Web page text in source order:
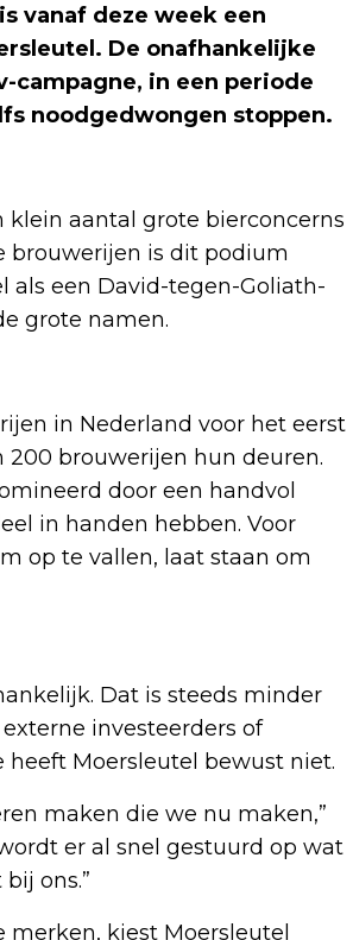
vanaf deze week een
De onafhankelijke
in een periode
noodgedwongen stoppen.
aantal grote bierconcerns
brouwerijen is dit podium
als een David-tegen-Goliath-
grote namen.
in Nederland voor het eerst
200 brouwerijen hun deuren.
door een handvol
in handen hebben. Voor
op te vallen, laat staan om
Dat is steeds minder
investeerders of
Moersleutel bewust niet.
maken die we nu maken,”
er al snel gestuurd op wat
ons.”
kiest Moersleutel